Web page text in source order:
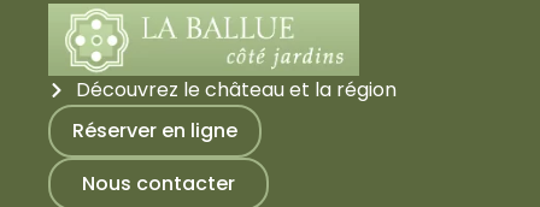
Découvrez le château et la région
Réserver en ligne
Nous contacter